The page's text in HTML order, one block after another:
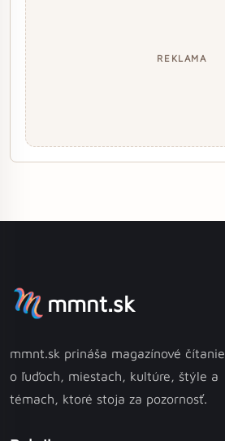
REKLAMA
mmnt.sk
mmnt.sk prináša magazínové čítanie
o ľuďoch, miestach, kultúre, štýle a
témach, ktoré stoja za pozornosť.